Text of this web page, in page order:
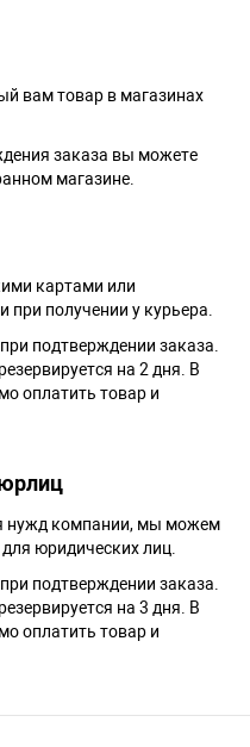
вам товар в магазинах
заказа вы можете
магазине.
картами или
при получении у курьера.
подтверждении заказа.
на 2 дня. В
оплатить товар и
нужд компании, мы можем
юридических лиц.
подтверждении заказа.
на 3 дня. В
оплатить товар и